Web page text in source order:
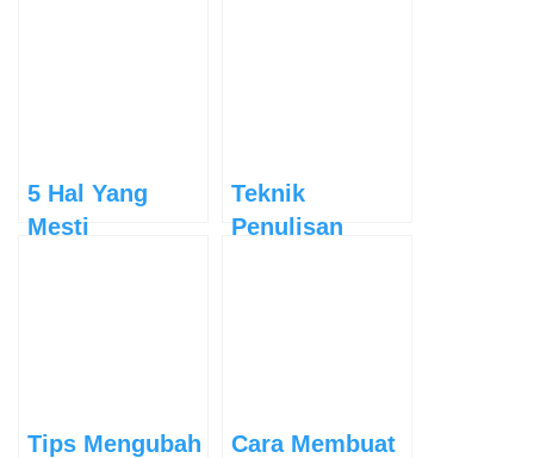
5 Hal Yang
Mesti
Teknik
Penulisan
Tips Mengubah
Cara Membuat